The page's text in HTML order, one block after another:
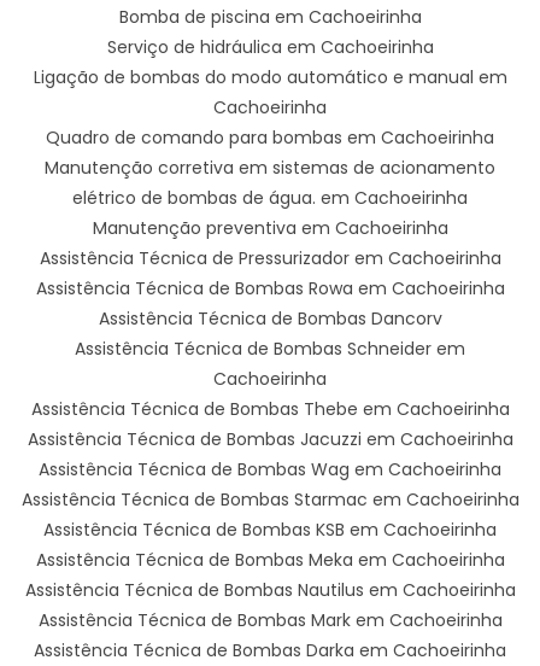
Bomba de piscina em Cachoeirinha
Serviço de hidráulica em Cachoeirinha
Ligação de bombas do modo automático e manual em
Cachoeirinha
Quadro de comando para bombas em Cachoeirinha
Manutenção corretiva em sistemas de acionamento
elétrico de bombas de água. em Cachoeirinha
Manutenção preventiva em Cachoeirinha
Assistência Técnica de Pressurizador em Cachoeirinha
Assistência Técnica de Bombas Rowa em Cachoeirinha
Assistência Técnica de Bombas Dancorv
Assistência Técnica de Bombas Schneider em
Cachoeirinha
Assistência Técnica de Bombas Thebe em Cachoeirinha
Assistência Técnica de Bombas Jacuzzi em Cachoeirinha
Assistência Técnica de Bombas Wag em Cachoeirinha
Assistência Técnica de Bombas Starmac em Cachoeirinha
Assistência Técnica de Bombas KSB em Cachoeirinha
Assistência Técnica de Bombas Meka em Cachoeirinha
Assistência Técnica de Bombas Nautilus em Cachoeirinha
Assistência Técnica de Bombas Mark em Cachoeirinha
Assistência Técnica de Bombas Darka em Cachoeirinha